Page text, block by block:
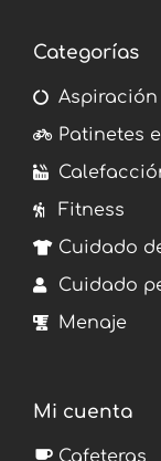
Categorías
Patinetes
Fitness
Cuidado
Cuidado
Menaje
Mi cuenta
Cafeteras